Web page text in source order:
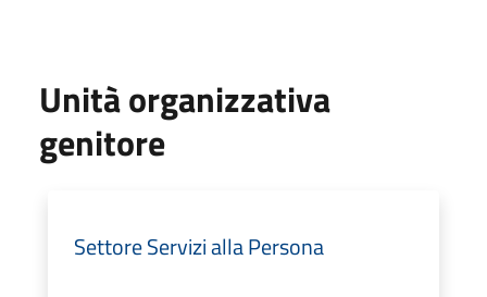
Unità organizzativa
genitore
Settore Servizi alla Persona